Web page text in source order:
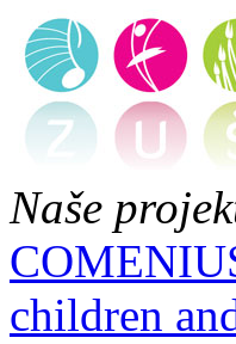
Naše
children